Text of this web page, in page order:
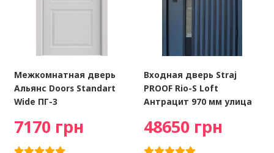
Межкомнатная дверь
Альянс Doors Standart
Wide ПГ-3
7170 грн
Входная дверь Straj
PROOF Rio-S Loft
Антрацит 970 мм улица
48650 грн